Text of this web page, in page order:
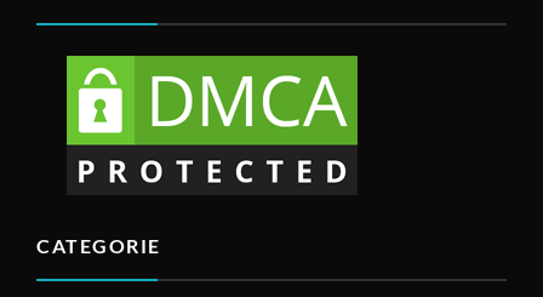
CATEGORIE